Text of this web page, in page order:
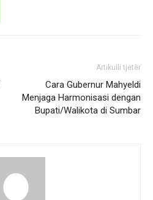
Artikulli tjetër
Cara Gubernur Mahyeldi
Menjaga Harmonisasi dengan
Bupati/Walikota di Sumbar